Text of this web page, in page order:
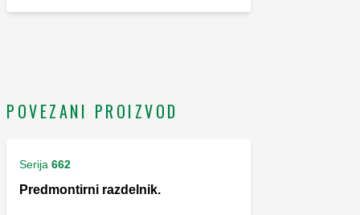
POVEZANI PROIZVOD
Serija 662
Predmontirni razdelnik.